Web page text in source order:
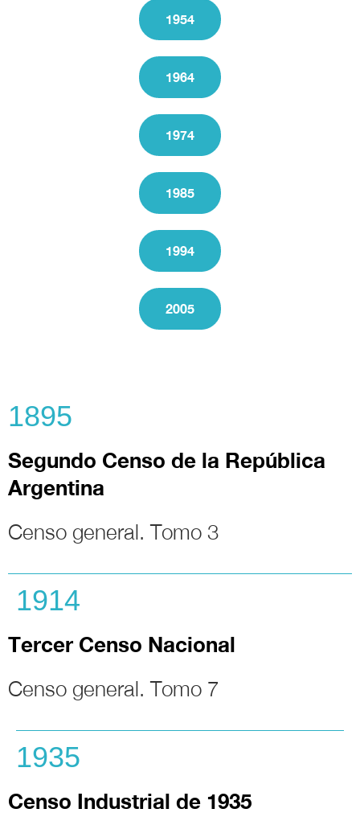
1954
1964
1974
1985
1994
2005
1895
Segundo Censo de la República
Argentina
Censo general. Tomo 3
1914
Tercer Censo Nacional
Censo general. Tomo 7
1935
Censo Industrial de 1935